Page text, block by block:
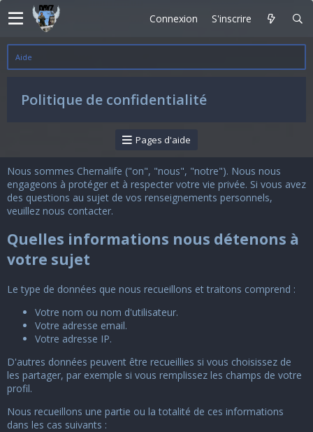
Connexion S'inscrire
Aide
Politique de confidentialité
Pages d'aide
Nous sommes Chernalife ("on", "nous", "notre"). Nous nous
engageons à protéger et à respecter votre vie privée. Si vous avez
des questions au sujet de vos renseignements personnels,
veuillez nous contacter.
Quelles informations nous détenons à
votre sujet
Le type de données que nous recueillons et traitons comprend :
Votre nom ou nom d'utilisateur.
Votre adresse email.
Votre adresse IP.
D'autres données peuvent être recueillies si vous choisissez de
les partager, par exemple si vous remplissez les champs de votre
profil.
Nous recueillons une partie ou la totalité de ces informations
dans les cas suivants :